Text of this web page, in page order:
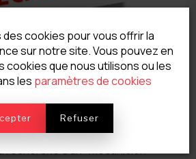
mécanicien usineur
recherche d'un "mécanicien-
des cookies pour vous offrir la
sur notre site. Vous pouvez en
cookies que nous utilisons ou les
les paramètres de cookies
Refuser